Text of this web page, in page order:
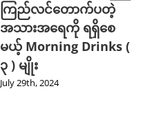
ကြည်လင်တောက်ပတဲ့
အသားအရေကို ရရှိစေ
မယ့် Morning Drinks (
၃ ) မျိုး
July 29th, 2024